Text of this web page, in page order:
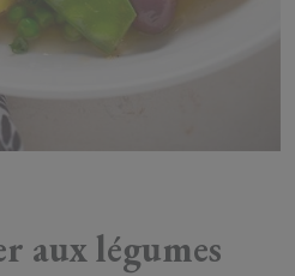
aux légumes